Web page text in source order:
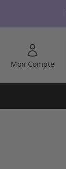
Mon Compte